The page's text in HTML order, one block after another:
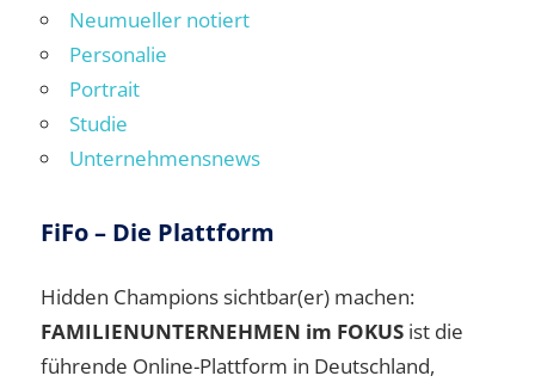
Neumueller notiert
Personalie
Portrait
Studie
Unternehmensnews
FiFo – Die Plattform
Hidden Champions sichtbar(er) machen:
FAMILIENUNTERNEHMEN im FOKUS ist die
führende Online-Plattform in Deutschland,